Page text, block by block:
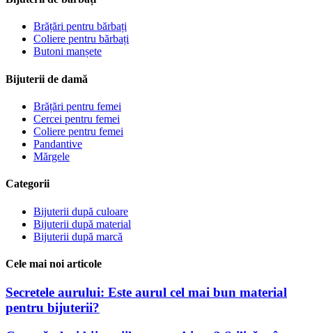
Brățări pentru bărbați
Coliere pentru bărbați
Butoni manșete
Bijuterii de damă
Brățări pentru femei
Cercei pentru femei
Coliere pentru femei
Pandantive
Mărgele
Categorii
Bijuterii după culoare
Bijuterii după material
Bijuterii după marcă
Cele mai noi articole
Secretele aurului: Este aurul cel mai bun material
pentru bijuterii?